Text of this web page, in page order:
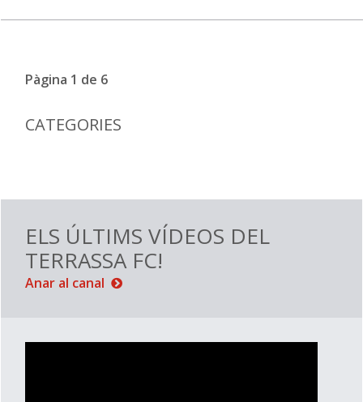
Pàgina 1 de 6
CATEGORIES
ELS ÚLTIMS VÍDEOS DEL
TERRASSA FC!
Anar al canal